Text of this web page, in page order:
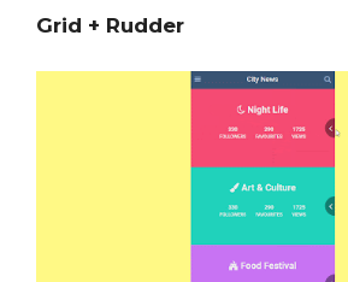
Grid + Rudder